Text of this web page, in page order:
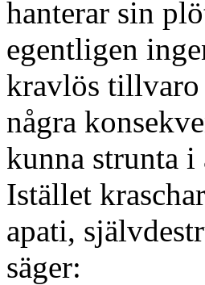
hanterar sin
egentligen
kravlös tillvaro
några
kunna strunta
Istället
apati,
säger: